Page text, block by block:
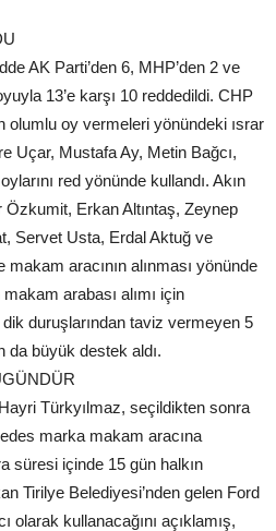
AK Parti’den 6, MHP’den 2 ve
13’e karşı 10 reddedildi. CHP
olumlu oy vermeleri yönündeki ısrar
Uçar, Mustafa Ay, Metin Bağcı,
red yönünde kullandı. Akın
Erkan Altıntaş, Zeynep
Servet Usta, Erdal Aktuğ ve
aracının alınması yönünde
arabası alımı için
dik duruşlarından taviz vermeyen 5
da büyük destek aldı.
Türkyılmaz, seçildikten sonra
marka makam aracına
süresi içinde 15 gün halkın
Tirilye Belediyesi’nden gelen Ford
olarak kullanacağını açıklamış,